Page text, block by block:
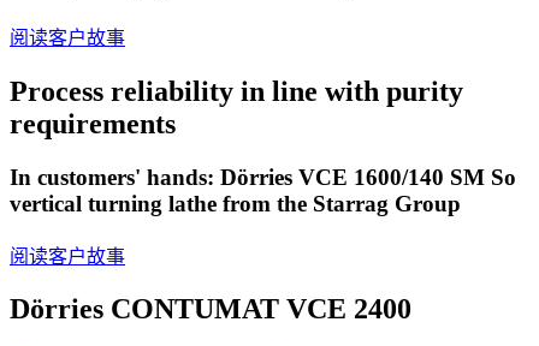
阅读客户故事
Process reliability in line with purity
requirements
In customers' hands: Dörries VCE 1600/140 SM So
vertical turning lathe from the Starrag Group
阅读客户故事
Dörries CONTUMAT VCE 2400